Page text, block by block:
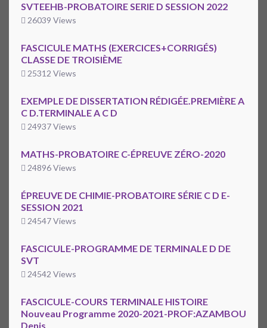
SVTEEHB-PROBATOIRE SERIE D SESSION 2022
26039 Views
FASCICULE MATHS (EXERCICES+CORRIGÉS)
CLASSE DE TROISIÈME
25312 Views
EXEMPLE DE DISSERTATION RÉDIGÉE.PREMIÈRE A
C D.TERMINALE A C D
24937 Views
MATHS-PROBATOIRE C-ÉPREUVE ZÉRO-2020
24896 Views
ÉPREUVE DE CHIMIE-PROBATOIRE SÉRIE C D E-
SESSION 2021
24547 Views
FASCICULE-PROGRAMME DE TERMINALE D DE
SVT
24542 Views
FASCICULE-COURS TERMINALE HISTOIRE
Nouveau Programme 2020-2021-PROF:AZAMBOU
Denis